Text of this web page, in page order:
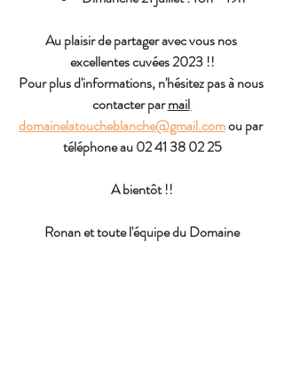
Au plaisir de partager avec vous nos
excellentes cuvées 2023 !!
Pour plus d'informations, n'hésitez pas à nous
contacter par mail
domainelatoucheblanche@gmail.com ou par
téléphone au 02 41 38 02 25
A bientôt !!
Ronan et toute l'équipe du Domaine